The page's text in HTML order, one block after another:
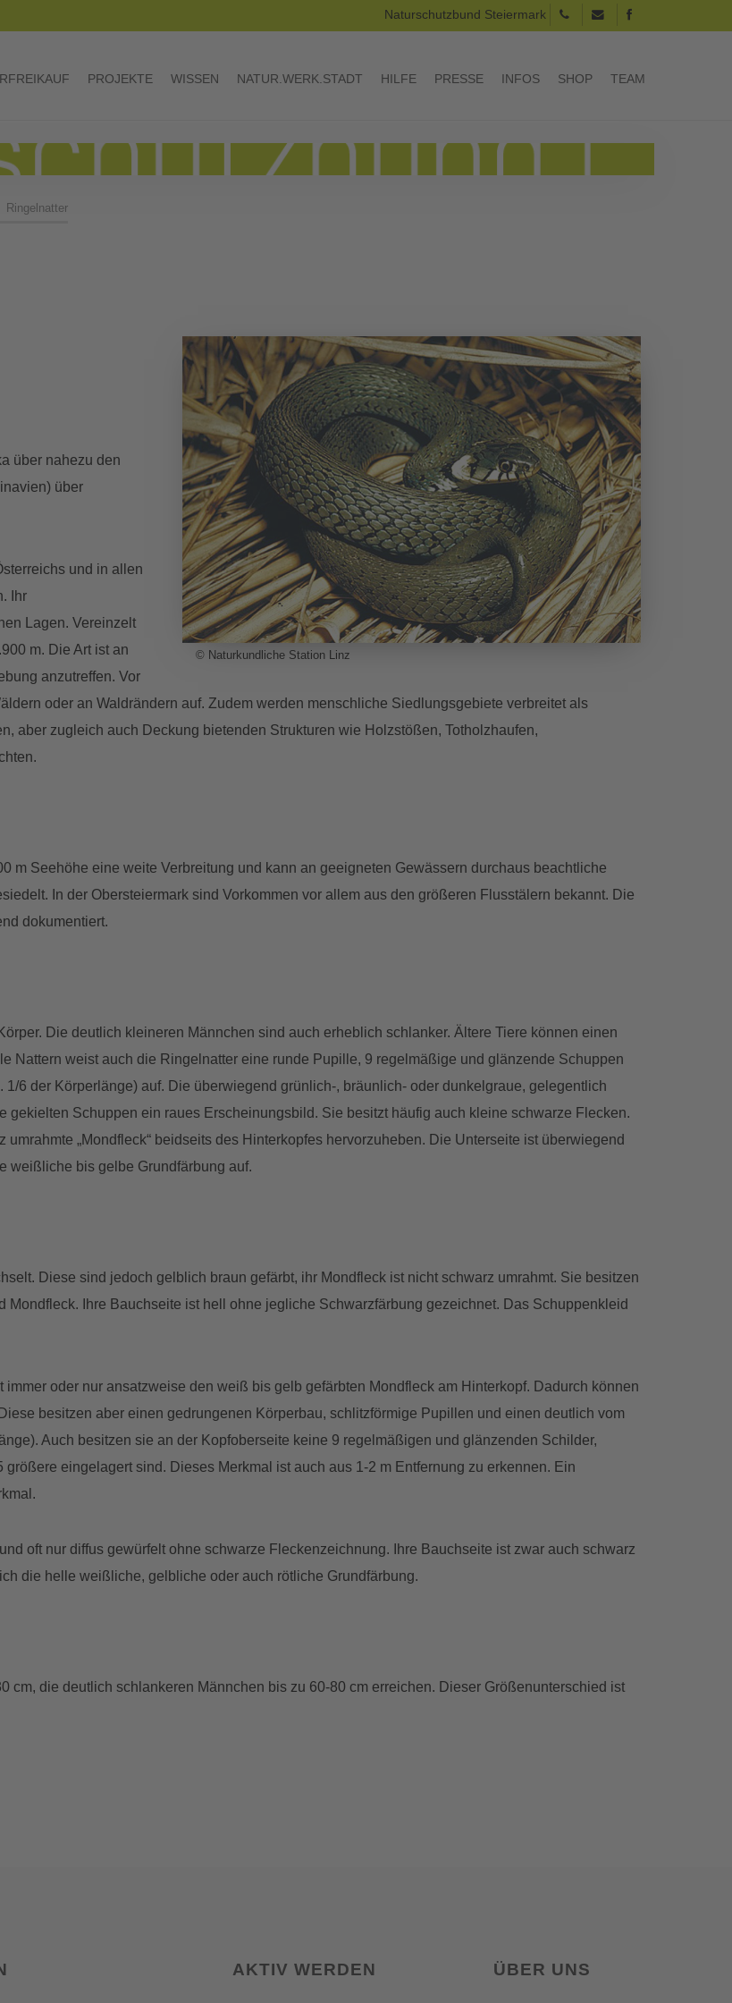
Naturschutzbund Steiermark
PROJEKTE WISSEN NATUR.WERK.STADT HILFE PRESSE INFOS SHOP TEAM
Ringelnatter
© Naturkundliche Station Linz
über nahezu den
über
und in allen
Ihr
Lagen. Vereinzelt
m. Die Art ist an
anzutreffen. Vor
oder an Waldrändern auf. Zudem werden menschliche Siedlungsgebiete verbreitet als
aber zugleich auch Deckung bietenden Strukturen wie Holzstößen, Totholzhaufen,
m Seehöhe eine weite Verbreitung und kann an geeigneten Gewässern durchaus beachtliche
In der Obersteiermark sind Vorkommen vor allem aus den größeren Flusstälern bekannt. Die
dokumentiert.
Die deutlich kleineren Männchen sind auch erheblich schlanker. Ältere Tiere können einen
Nattern weist auch die Ringelnatter eine runde Pupille, 9 regelmäßige und glänzende Schuppen
6 der Körperlänge) auf. Die überwiegend grünlich-, bräunlich- oder dunkelgraue, gelegentlich
gekielten Schuppen ein raues Erscheinungsbild. Sie besitzt häufig auch kleine schwarze Flecken.
„Mondfleck“ beidseits des Hinterkopfes hervorzuheben. Die Unterseite ist überwiegend
weißliche bis gelbe Grundfärbung auf.
Diese sind jedoch gelblich braun gefärbt, ihr Mondfleck ist nicht schwarz umrahmt. Sie besitzen
Ihre Bauchseite ist hell ohne jegliche Schwarzfärbung gezeichnet. Das Schuppenkleid
oder nur ansatzweise den weiß bis gelb gefärbten Mondfleck am Hinterkopf. Dadurch können
besitzen aber einen gedrungenen Körperbau, schlitzförmige Pupillen und einen deutlich vom
Auch besitzen sie an der Kopfoberseite keine 9 regelmäßigen und glänzenden Schilder,
eingelagert sind. Dieses Merkmal ist auch aus 1-2 m Entfernung zu erkennen. Ein
oft nur diffus gewürfelt ohne schwarze Fleckenzeichnung. Ihre Bauchseite ist zwar auch schwarz
die helle weißliche, gelbliche oder auch rötliche Grundfärbung.
cm, die deutlich schlankeren Männchen bis zu 60-80 cm erreichen. Dieser Größenunterschied ist
AKTIV WERDEN ÜBER UNS